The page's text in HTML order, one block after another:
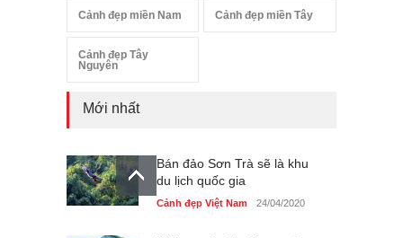
Cảnh đẹp miền Nam Cảnh đẹp miền Tây
Cảnh đẹp Tây
Nguyên
Mới nhất
Bán đảo Sơn Trà sẽ là khu
du lịch quốc gia
Cảnh đẹp Việt Nam 24/04/2020